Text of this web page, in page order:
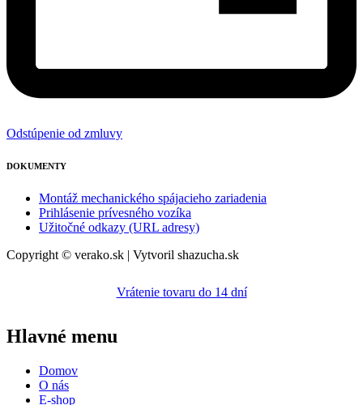
Odstúpenie od zmluvy
DOKUMENTY
Montáž mechanického spájacieho zariadenia
Prihlásenie prívesného vozíka
Užitočné odkazy (URL adresy)
Copyright © verako.sk | Vytvoril shazucha.sk
Vrátenie tovaru do 14 dní
Hlavné menu
Domov
O nás
E-shop